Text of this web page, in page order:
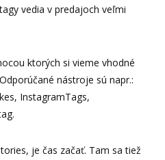
vedia v predajoch veľmi
ktorých si vieme vhodné
nástroje sú napr.:
InstagramTags,
je čas začať. Tam sa tiež